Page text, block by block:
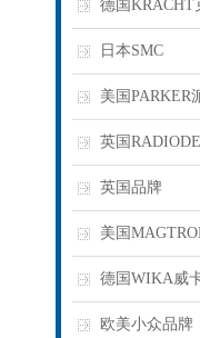
德国KRACHT
日本SMC
美国PARKER
英国
英国品牌
美国
德国WIKA威
欧美小众品牌